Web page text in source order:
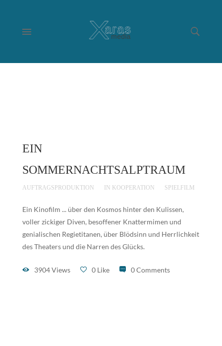
EIN
SOMMERNACHTSALPTRAUM
AUFTRAGSPRODUKTION IN KOOPERATION SPIELFILM
Ein Kinofilm ... über den Kosmos hinter den Kulissen,
voller zickiger Diven, besoffener Knattermimen und
genialischen Regietitanen, über Blödsinn und Herrlichkeit
des Theaters und die Narren des Glücks.
3904 Views 0 Like 0 Comments